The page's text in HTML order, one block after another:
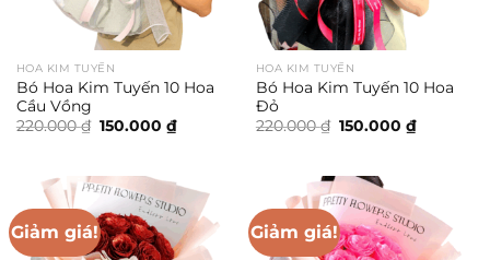
HOA KIM TUYẾN
Bó Hoa Kim Tuyến 10 Hoa
Cầu Vồng
220.000₫ Giá
150.000 ₫Giá
hiện
150.000 ₫.
HOA KIM TUYẾN
Bó Hoa Kim Tuyến 10 Hoa
Đỏ
220.000₫ Giá
150.000 ₫Giá
hiện
Giảm giá! Giảm giá!